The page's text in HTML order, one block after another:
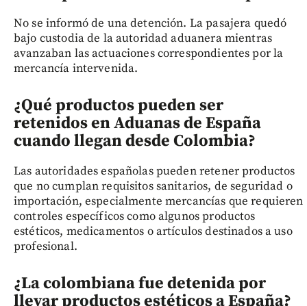
No se informó de una detención. La pasajera quedó
bajo custodia de la autoridad aduanera mientras
avanzaban las actuaciones correspondientes por la
mercancía intervenida.
¿Qué productos pueden ser
retenidos en Aduanas de España
cuando llegan desde Colombia?
Las autoridades españolas pueden retener productos
que no cumplan requisitos sanitarios, de seguridad o
importación, especialmente mercancías que requieren
controles específicos como algunos productos
estéticos, medicamentos o artículos destinados a uso
profesional.
¿La colombiana fue detenida por
llevar productos estéticos a España?